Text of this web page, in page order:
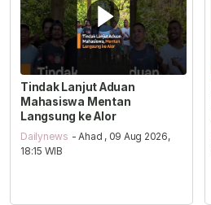
Tindak Lanjut Aduan
Mahasiswa Mentan
Langsung ke Alor
Dailynews - Ahad , 09 Aug 2026,
18:15 WIB